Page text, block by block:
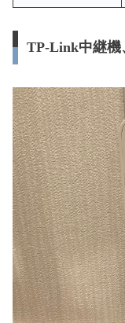
TP-Link中継機